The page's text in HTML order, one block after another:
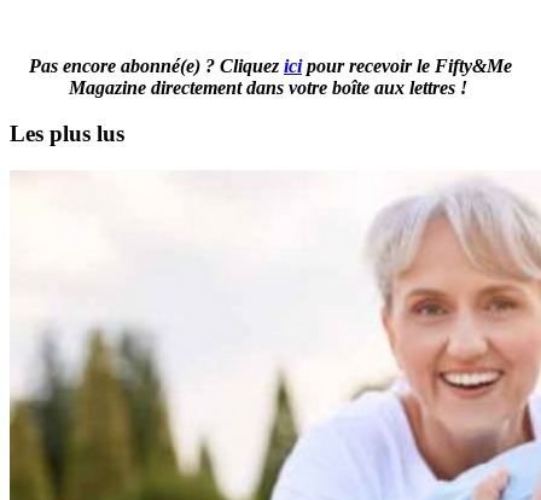
Pas encore abonné(e) ? Cliquez icipour recevoir le Fifty&Me
Magazine directement dans votre boîte aux lettres !
Les plus lus